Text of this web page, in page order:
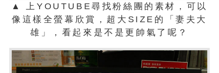
▲ 上YOUTUBE尋找粉絲團的素材，可以
像這樣全螢幕欣賞，超大SIZE的「妻夫大
雄」，看起來是不是更帥氣了呢？